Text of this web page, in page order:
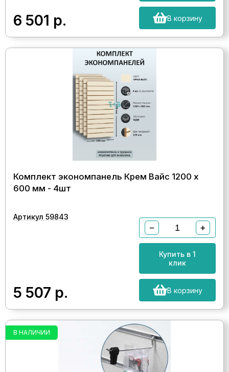
6 501 р. В корзину
Комплект экономпанель Крем Вайс 1200 х
600 мм - 4шт
Артикул 59843
5 507 р.
− +
Купить в 1
клик
В корзину
В НАЛИЧИИ